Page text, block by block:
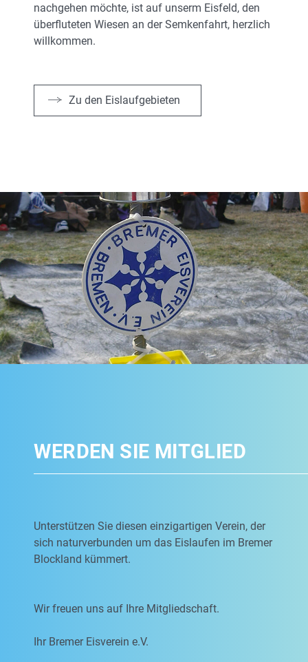
nachgehen möchte, ist auf unserm Eisfeld, den
überfluteten Wiesen an der Semkenfahrt, herzlich
willkommen.
Zu den Eislaufgebieten
WERDEN SIE MITGLIED
Unterstützen Sie diesen einzigartigen Verein, der
sich naturverbunden um das Eislaufen im Bremer
Blockland kümmert.
Wir freuen uns auf Ihre Mitgliedschaft.
Ihr Bremer Eisverein e.V.